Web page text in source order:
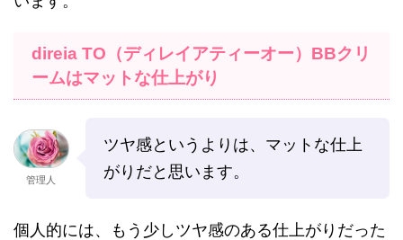
direia TO（ディレイアティーオー）BBクリ
ームはマットな仕上がり
管理人
ツヤ感というよりは、マットな仕上
がりだと思います。
個人的には、もう少しツヤ感のある仕上がりだった